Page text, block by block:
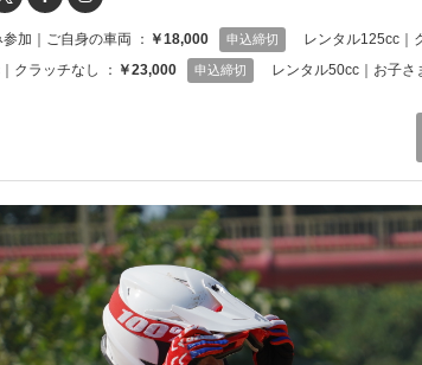
加｜ご自身の車両 ： ￥18,000 申込締切 レンタル125cc｜
クラッチなし ： ￥23,000 申込締切 レンタル50cc｜お子さ